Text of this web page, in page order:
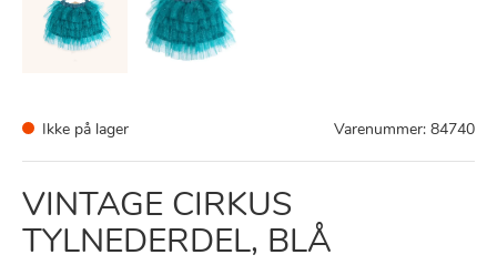
Ikke på lager Varenummer: 84740
VINTAGE CIRKUS
TYLNEDERDEL, BLÅ